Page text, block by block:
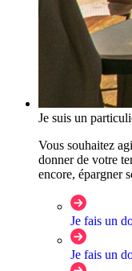
Je suis un
Vous souhaitez
donner de votre
encore, épargner
Je fais un
Je fais un